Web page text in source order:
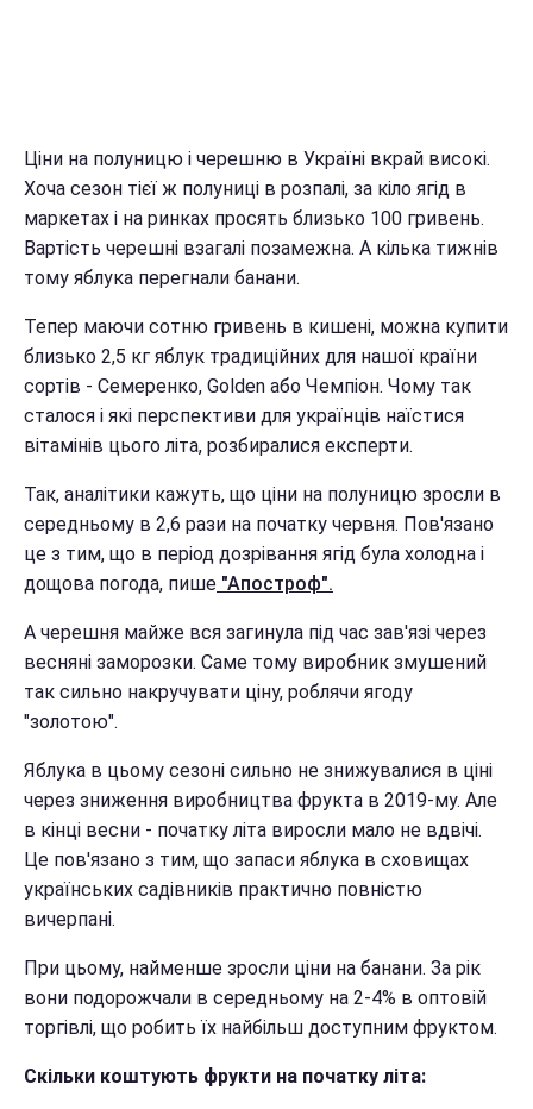
Ціни на полуницю і черешню в Україні вкрай високі.
Хоча сезон тієї ж полуниці в розпалі, за кіло ягід в
маркетах і на ринках просять близько 100 гривень.
Вартість черешні взагалі позамежна. А кілька тижнів
тому яблука перегнали банани.
Тепер маючи сотню гривень в кишені, можна купити
близько 2,5 кг яблук традиційних для нашої країни
сортів - Семеренко, Golden або Чемпіон. Чому так
сталося і які перспективи для українців наїстися
вітамінів цього літа, розбиралися експерти.
Так, аналітики кажуть, що ціни на полуницю зросли в
середньому в 2,6 рази на початку червня. Пов'язано
це з тим, що в період дозрівання ягід була холодна і
дощова погода, пише "Апостроф".
А черешня майже вся загинула під час зав'язі через
весняні заморозки. Саме тому виробник змушений
так сильно накручувати ціну, роблячи ягоду
"золотою".
Яблука в цьому сезоні сильно не знижувалися в ціні
через зниження виробництва фрукта в 2019-му. Але
в кінці весни - початку літа виросли мало не вдвічі.
Це пов'язано з тим, що запаси яблука в сховищах
українських садівників практично повністю
вичерпані.
При цьому, найменше зросли ціни на банани. За рік
вони подорожчали в середньому на 2-4% в оптовій
торгівлі, що робить їх найбільш доступним фруктом.
Скільки коштують фрукти на початку літа: